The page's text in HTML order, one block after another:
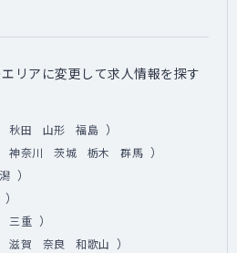
リアに変更して求人情報を探す
秋田 山形 福島 ）
神奈川 茨城 栃木 群馬 ）
）
）
三重 ）
滋賀 奈良 和歌山 ）